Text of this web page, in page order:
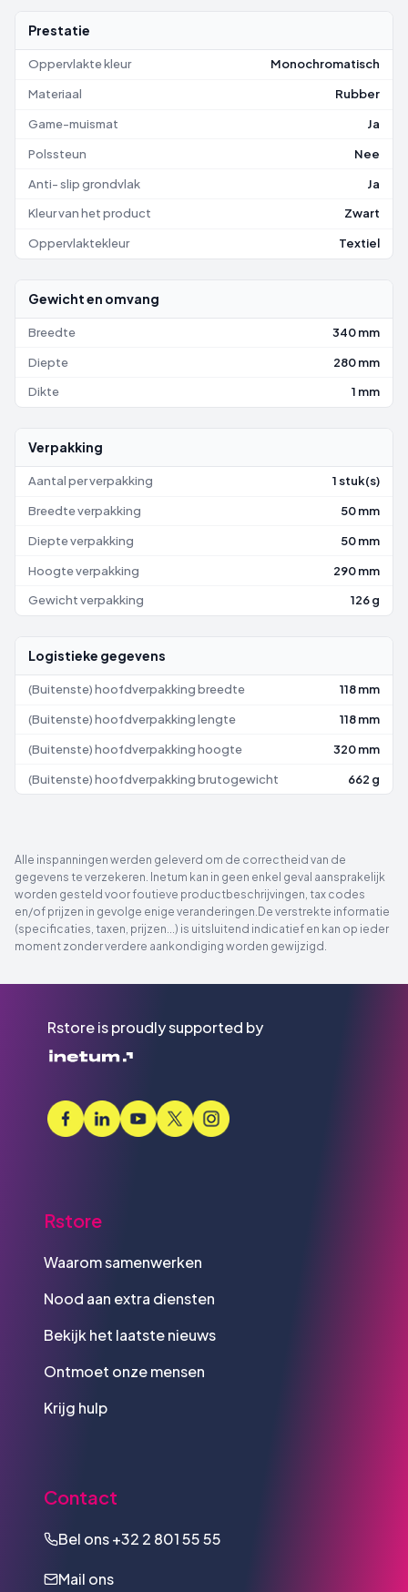
Prestatie
Oppervlakte kleur Monochromatisch
Materiaal Rubber
Game-muismat Ja
Polssteun Nee
Anti- slip grondvlak Ja
Kleur van het product Zwart
Oppervlaktekleur Textiel
Gewicht en omvang
Breedte 340 mm
Diepte 280 mm
Dikte 1 mm
Verpakking
Aantal per verpakking 1 stuk(s)
Breedte verpakking 50 mm
Diepte verpakking 50 mm
Hoogte verpakking 290 mm
Gewicht verpakking 126 g
Logistieke gegevens
(Buitenste) hoofdverpakking breedte 118 mm
(Buitenste) hoofdverpakking lengte 118 mm
(Buitenste) hoofdverpakking hoogte 320 mm
(Buitenste) hoofdverpakking brutogewicht 662 g
Alle inspanningen werden geleverd om de correctheid van de
gegevens te verzekeren. Inetum kan in geen enkel geval aansprakelijk
worden gesteld voor foutieve productbeschrijvingen, tax codes
en/of prijzen in gevolge enige veranderingen.De verstrekte informatie
(specificaties, taxen, prijzen...) is uitsluitend indicatief en kan op ieder
moment zonder verdere aankondiging worden gewijzigd.
Rstore is proudly supported by
Rstore
Waarom samenwerken
Nood aan extra diensten
Bekijk het laatste nieuws
Ontmoet onze mensen
Krijg hulp
Contact
Bel ons+32 2 801 55 55
Mail ons